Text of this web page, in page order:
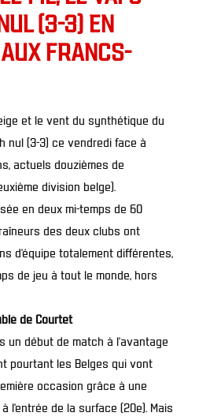
(3-3) EN
FRANCS-
et le vent du synthétique du
nul (3-3) ce vendredi face à
actuels douzièmes de
division belge).
en deux mi-temps de 60
des deux clubs ont
d’équipe totalement différentes,
de jeu à tout le monde, hors
de Courtet
un début de match à l’avantage
pourtant les Belges qui vont
occasion grâce à une
l’entrée de la surface (20e). Mais